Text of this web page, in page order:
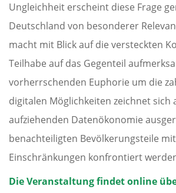
Ungleichheit erscheint diese Frage
Deutschland von besonderer
macht mit Blick auf die versteckten
Teilhabe auf das Gegenteil
vorherrschenden Euphorie um die
digitalen Möglichkeiten zeichnet sich
aufziehenden Datenökonomie
benachteiligten Bevölkerungsteile
Einschränkungen konfrontiert
Die Veranstaltung findet online